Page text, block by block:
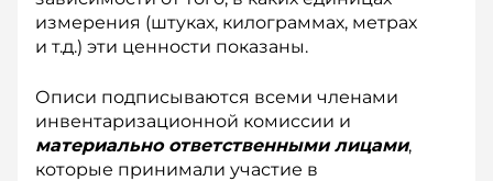
измерения (штуках, килограммах, метрах
и т.д.) эти ценности показаны.
Описи подписываются всеми членами
инвентаризационной комиссии и
материально ответственными лицами,
которые принимали участие в